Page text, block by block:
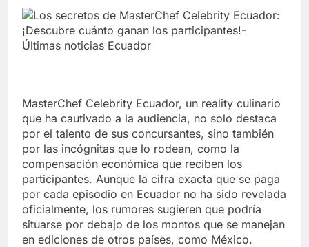
MasterChef Celebrity Ecuador, un reality culinario
que ha cautivado a la audiencia, no solo destaca
por el talento de sus concursantes, sino también
por las incógnitas que lo rodean, como la
compensación económica que reciben los
participantes. Aunque la cifra exacta que se paga
por cada episodio en Ecuador no ha sido revelada
oficialmente, los rumores sugieren que podría
situarse por debajo de los montos que se manejan
en ediciones de otros países, como México.